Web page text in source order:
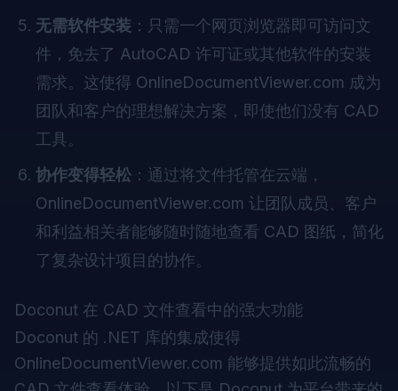
无需软件安装 ：只需一个网页浏览器即可访问文
件，免去了 AutoCAD 许可证或其他软件的安装
需求。这使得 OnlineDocumentViewer.com 成为
团队和客户的理想解决方案，即使他们没有 CAD
工具。
协作变得轻松 ：通过将文件托管在云端，
OnlineDocumentViewer.com 让团队成员、客户
和利益相关者能够随时随地查看 CAD 图纸，简化
了复杂设计项目的协作。
Doconut 在 CAD 文件查看中的强大功能
Doconut 的 .NET 库的集成使得
OnlineDocumentViewer.com 能够提供如此流畅的